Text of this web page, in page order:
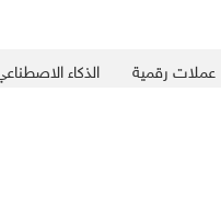
عملات رقمية الذكاء